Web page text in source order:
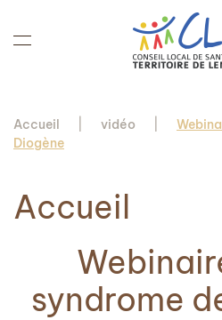
Accéder au contenu
Accueil vidéo
Diogène
Accueil
syndrome